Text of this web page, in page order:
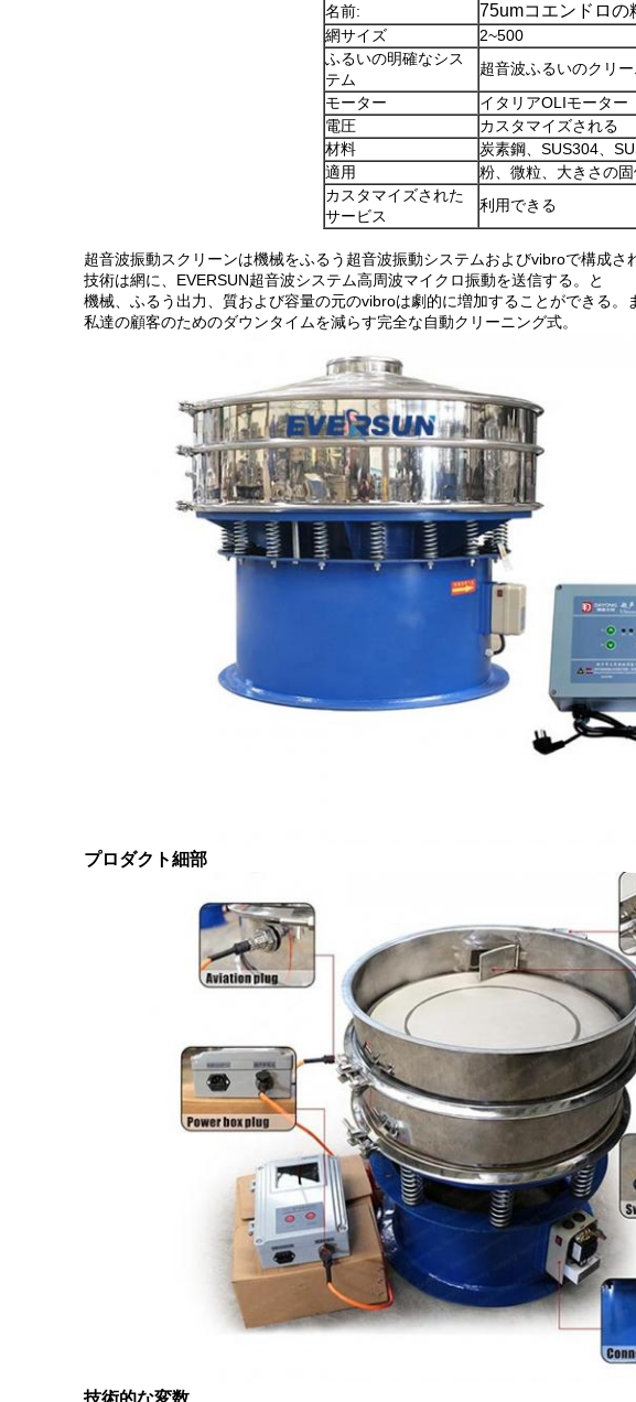
名前: 75umコエンドロの
網サイズ
2~500
ふるいの明確なシス
テム
超音波ふるいのクリ
モーター
イタリアOLIモーター
電圧
カスタマイズされる
材料
炭素鋼、SUS304、
適用
粉、微粒、大きさの
カスタマイズされた
サービス
利用できる
超音波振動スクリーンは機械をふるう超音波振動システムおよびvibroで構成さ
技術は網に、EVERSUN超音波システム高周波マイクロ振動を送信する。と
機械、ふるう出力、質および容量の元のvibroは劇的に増加することができる。
私達の顧客のためのダウンタイムを減らす完全な自動クリーニング式。
プロダクト細部
技術的な変数